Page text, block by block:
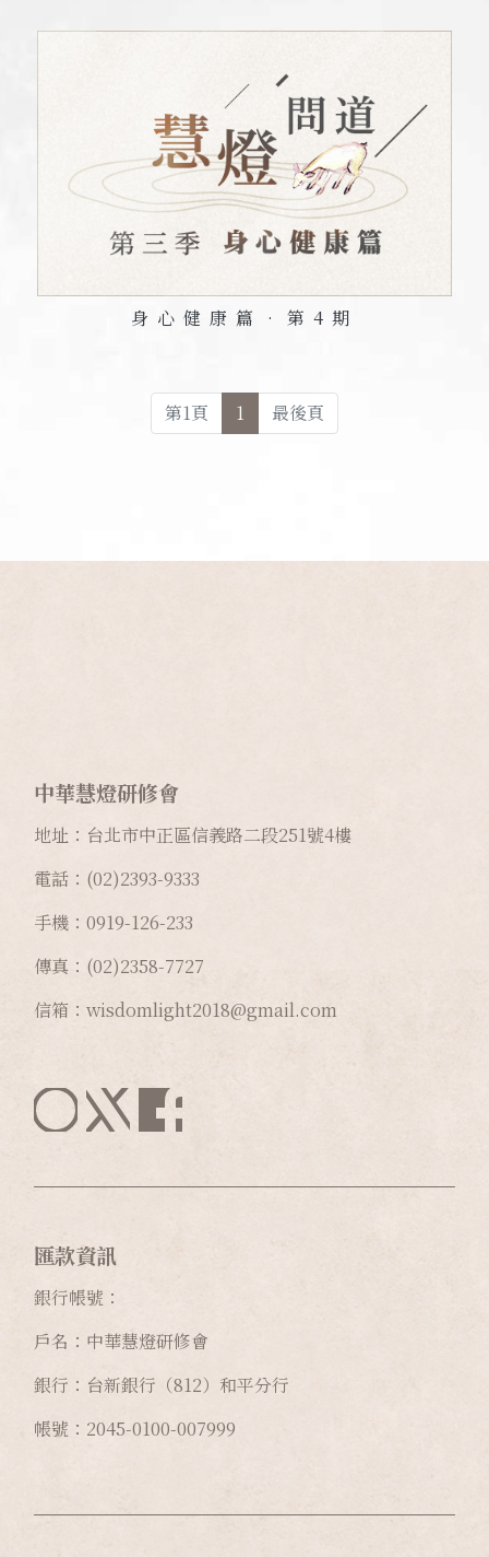
身心健康篇•第 4 期
第1頁 1 最後頁
中華慧燈研修會
地址：台北市中正區信義路二段251號4樓
電話：(02)2393-9333
手機：0919-126-233
傳真：(02)2358-7727
信箱：wisdomlight2018@gmail.com
匯款資訊
銀行帳號：
戶名：中華慧燈研修會
銀行：台新銀行（812）和平分行
帳號：2045-0100-007999